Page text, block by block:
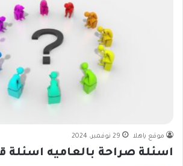
موقع ياهلا 29 نوفمبر، 2024
اسئلة صراحة بالعاميه اسئلة